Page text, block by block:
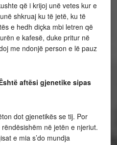
që i krijoj unë vetes kur e
shkruaj ku të jetë, ku të
e hedh diçka mbi letren që
e kafesë, duke pritur në
me ndonjë person e lë pauz
aftësi gjenetike sipas
dot gjenetikës se tij. Por
në jetën e njeriut.
e mia s’do mundja